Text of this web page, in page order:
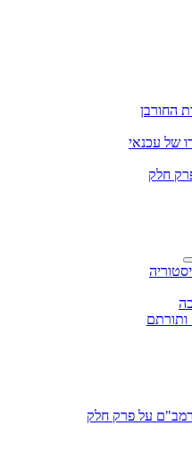
החורבן
של עכנאי
חלק
ותורתם
על פרק חלק